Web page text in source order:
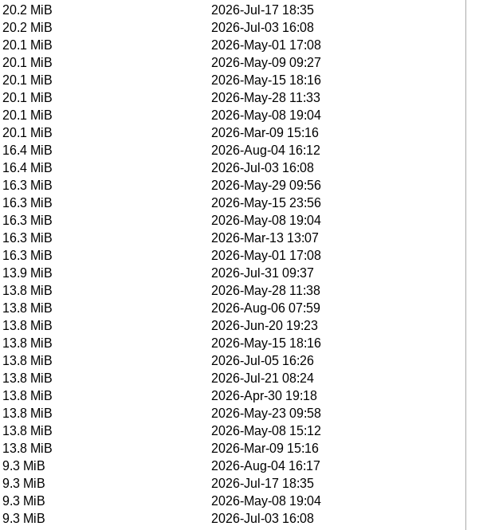
20.2 MiB
2026-Jul-17 18:35
20.2 MiB
2026-Jul-03 16:08
20.1 MiB
2026-May-01 17:08
20.1 MiB
2026-May-09 09:27
20.1 MiB
2026-May-15 18:16
20.1 MiB
2026-May-28 11:33
20.1 MiB
2026-May-08 19:04
20.1 MiB
2026-Mar-09 15:16
16.4 MiB
2026-Aug-04 16:12
16.4 MiB
2026-Jul-03 16:08
16.3 MiB
2026-May-29 09:56
16.3 MiB
2026-May-15 23:56
16.3 MiB
2026-May-08 19:04
16.3 MiB
2026-Mar-13 13:07
16.3 MiB
2026-May-01 17:08
13.9 MiB
2026-Jul-31 09:37
13.8 MiB
2026-May-28 11:38
13.8 MiB
2026-Aug-06 07:59
13.8 MiB
2026-Jun-20 19:23
13.8 MiB
2026-May-15 18:16
13.8 MiB
2026-Jul-05 16:26
13.8 MiB
2026-Jul-21 08:24
13.8 MiB
2026-Apr-30 19:18
13.8 MiB
2026-May-23 09:58
13.8 MiB
2026-May-08 15:12
13.8 MiB
2026-Mar-09 15:16
9.3 MiB
2026-Aug-04 16:17
9.3 MiB
2026-Jul-17 18:35
9.3 MiB
2026-May-08 19:04
9.3 MiB
2026-Jul-03 16:08